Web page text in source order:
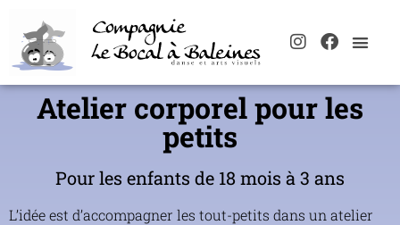
Atelier corporel pour les
petits
Pour les enfants de 18 mois à 3 ans
L’idée est d’accompagner les tout-petits dans un atelier